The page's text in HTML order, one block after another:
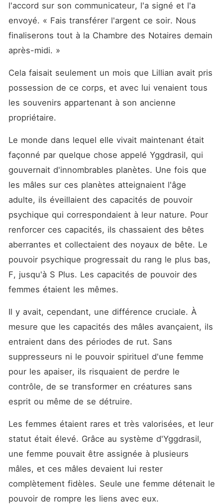
l'accord sur son communicateur, l'a signé et l'a
envoyé. « Fais transférer l'argent ce soir. Nous
finaliserons tout à la Chambre des Notaires demain
après-midi. »
Cela faisait seulement un mois que Lillian avait pris
possession de ce corps, et avec lui venaient tous
les souvenirs appartenant à son ancienne
propriétaire.
Le monde dans lequel elle vivait maintenant était
façonné par quelque chose appelé Yggdrasil, qui
gouvernait d'innombrables planètes. Une fois que
les mâles sur ces planètes atteignaient l'âge
adulte, ils éveillaient des capacités de pouvoir
psychique qui correspondaient à leur nature. Pour
renforcer ces capacités, ils chassaient des bêtes
aberrantes et collectaient des noyaux de bête. Le
pouvoir psychique progressait du rang le plus bas,
F, jusqu'à S Plus. Les capacités de pouvoir des
femmes étaient les mêmes.
Il y avait, cependant, une différence cruciale. À
mesure que les capacités des mâles avançaient, ils
entraient dans des périodes de rut. Sans
suppresseurs ni le pouvoir spirituel d'une femme
pour les apaiser, ils risquaient de perdre le
contrôle, de se transformer en créatures sans
esprit ou même de se détruire.
Les femmes étaient rares et très valorisées, et leur
statut était élevé. Grâce au système d'Yggdrasil,
une femme pouvait être assignée à plusieurs
mâles, et ces mâles devaient lui rester
complètement fidèles. Seule une femme détenait le
pouvoir de rompre les liens avec eux.